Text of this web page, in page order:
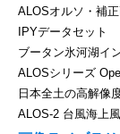
ALOSオルソ・補
IPYデータセット
ブータン氷河湖イ
ALOSシリーズ
日本全土の高解像
ALOS-2 台風海上